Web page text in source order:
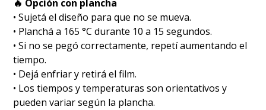
🔥 Opción con plancha
• Sujetá el diseño para que no se mueva.
• Planchá a 165 °C durante 10 a 15 segundos.
• Si no se pegó correctamente, repetí aumentando el
tiempo.
• Dejá enfriar y retirá el film.
• Los tiempos y temperaturas son orientativos y
pueden variar según la plancha.